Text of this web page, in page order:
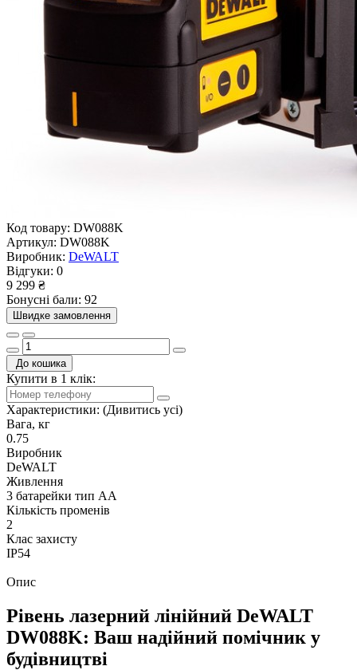
Код товару: DW088K
Артикул: DW088K
Виробник: DeWALT
Відгуки: 0
9 299 ₴
Бонусні бали: 92
Швидке замовлення
До кошика
Купити в 1 клік:
Характеристики: (Дивитись усі)
Вага, кг
0.75
Виробник
DeWALT
Живлення
3 батарейки тип АА
Кількість променів
2
Клас захисту
IP54
Опис
Рівень лазерний лінійний DeWALT
DW088K: Ваш надійний помічник у
будівництві